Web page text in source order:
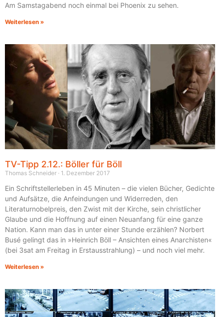
Am Samstagabend noch einmal bei Phoenix zu sehen.
Weiterlesen »
TV-Tipp 2.12.: Böller für Böll
Thomas Schneider 1. Dezember 2017
Ein Schriftstellerleben in 45 Minuten – die vielen Bücher, Gedichte
und Aufsätze, die Anfeindungen und Widerreden, den
Literaturnobelpreis, den Zwist mit der Kirche, sein christlicher
Glaube und die Hoffnung auf einen Neuanfang für eine ganze
Nation. Kann man das in unter einer Stunde erzählen? Norbert
Busé gelingt das in »Heinrich Böll – Ansichten eines Anarchisten«
(bei 3sat am Freitag in Erstausstrahlung) – und noch viel mehr.
Weiterlesen »